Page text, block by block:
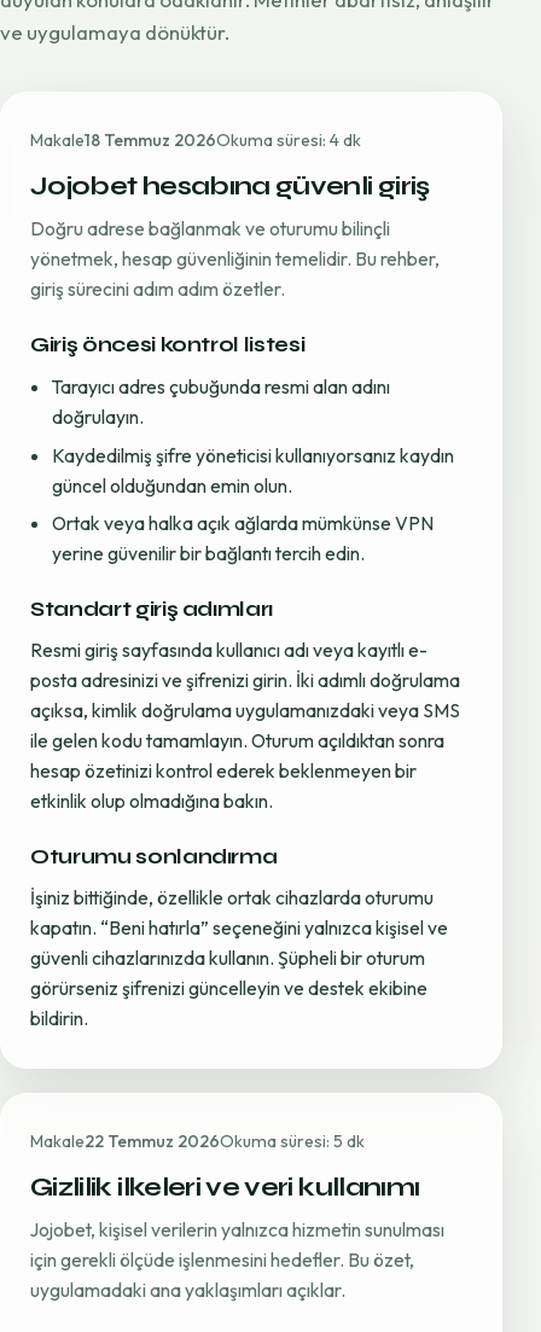
ve uygulamaya dönüktür.
Makale18 Temmuz 2026Okuma süresi: 4 dk
Jojobet hesabına güvenli giriş
Doğru adrese bağlanmak ve oturumu bilinçli
yönetmek, hesap güvenliğinin temelidir. Bu rehber,
giriş sürecini adım adım özetler.
Giriş öncesi kontrol listesi
Tarayıcı adres çubuğunda resmi alan adını
doğrulayın.
Kaydedilmiş şifre yöneticisi kullanıyorsanız kaydın
güncel olduğundan emin olun.
Ortak veya halka açık ağlarda mümkünse VPN
yerine güvenilir bir bağlantı tercih edin.
Standart giriş adımları
Resmi giriş sayfasında kullanıcı adı veya kayıtlı e-
posta adresinizi ve şifrenizi girin. İki adımlı doğrulama
açıksa, kimlik doğrulama uygulamanızdaki veya SMS
ile gelen kodu tamamlayın. Oturum açıldıktan sonra
hesap özetinizi kontrol ederek beklenmeyen bir
etkinlik olup olmadığına bakın.
Oturumu sonlandırma
İşiniz bittiğinde, özellikle ortak cihazlarda oturumu
kapatın. “Beni hatırla” seçeneğini yalnızca kişisel ve
güvenli cihazlarınızda kullanın. Şüpheli bir oturum
görürseniz şifrenizi güncelleyin ve destek ekibine
bildirin.
Makale22 Temmuz 2026Okuma süresi: 5 dk
Gizlilik ilkeleri ve veri kullanımı
Jojobet, kişisel verilerin yalnızca hizmetin sunulması
için gerekli ölçüde işlenmesini hedefler. Bu özet,
uygulamadaki ana yaklaşımları açıklar.